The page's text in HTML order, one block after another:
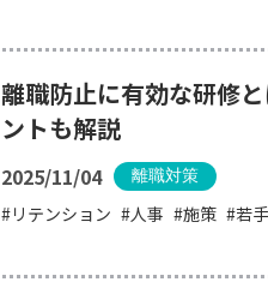
離職防止に有効な研修
ントも解説
2025/11/04 離職対策
リテンション 人事 施策 若